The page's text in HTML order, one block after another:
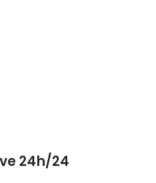
24h/24